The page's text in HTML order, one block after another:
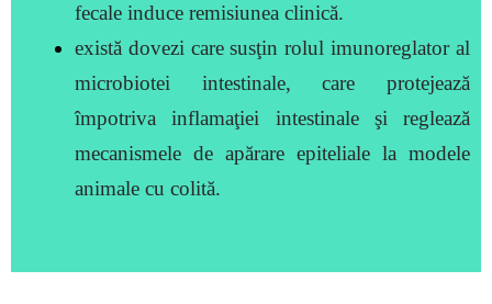
fecale induce remisiunea clinică.
există dovezi care susţin rolul imunoreglator al
microbiotei intestinale,
care protejează
împotriva inflamaţiei intestinale şi reglează
mecanismele de apărare epiteliale la modele
animale cu colită.